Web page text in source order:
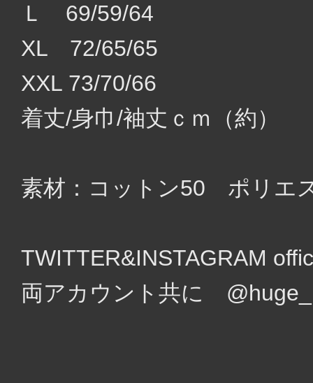
Ｌ 69/59/64
XL 72/65/65
XXL 73/70/66
着丈/身巾/袖丈ｃｍ（約）
素材：コットン50 ポリエ
TWITTER&INSTAGRAM
両アカウント共に